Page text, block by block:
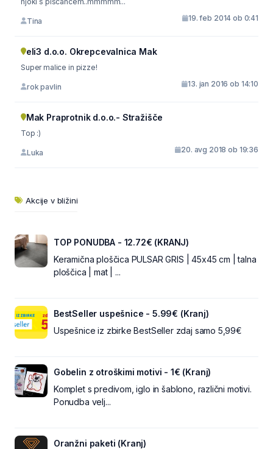
Tina 19. feb 2014 ob 0:41
eli3 d.o.o. Okrepcevalnica Mak
Super malice in pizze!
rok pavlin 13. jan 2016 ob 14:10
Mak Praprotnik d.o.o.- Stražišče
Top :)
Luka 20. avg 2018 ob 19:36
Akcije v bližini
TOP PONUDBA - 12.72€ (KRANJ)
Keramična ploščica PULSAR GRIS | 45x45 cm | talna
ploščica | mat | ...
BestSeller uspešnice - 5.99€ (Kranj)
Uspešnice iz zbirke BestSeller zdaj samo 5,99€
Gobelin z otroškimi motivi - 1€ (Kranj)
Komplet s predivom, iglo in šablono, različni motivi.
Ponudba velj...
Oranžni paketi (Kranj)